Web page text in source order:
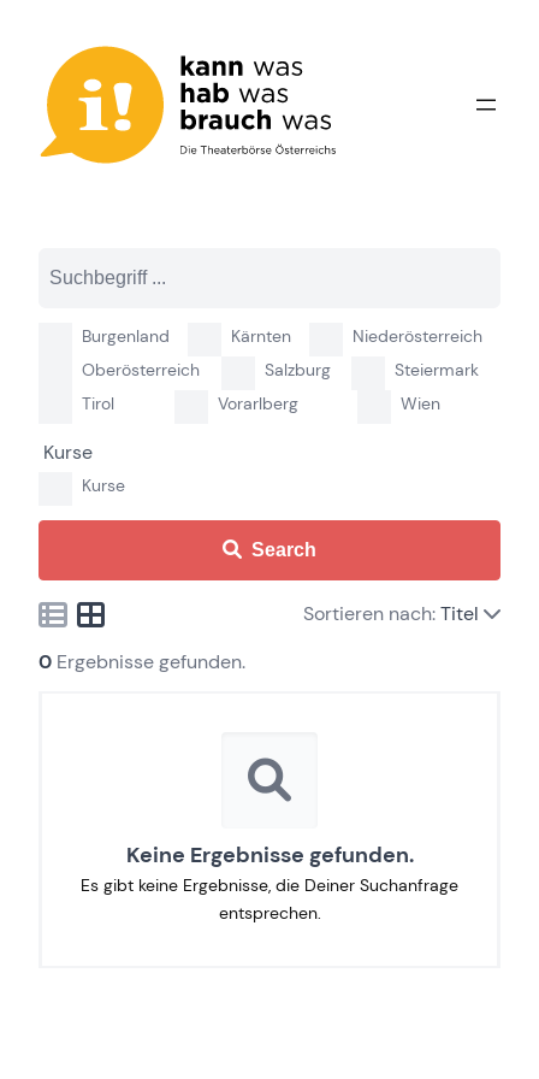
springen
Burgenland Kärnten
Niederösterreich
Oberösterreich
Salzburg
Steiermark
Tirol
Vorarlberg Wien
Kurse
Kurse
Search
Sortieren nach:Titel
0 Ergebnisse gefunden.
Keine Ergebnisse gefunden.
Es gibt keine Ergebnisse, die Deiner Suchanfrage
entsprechen.